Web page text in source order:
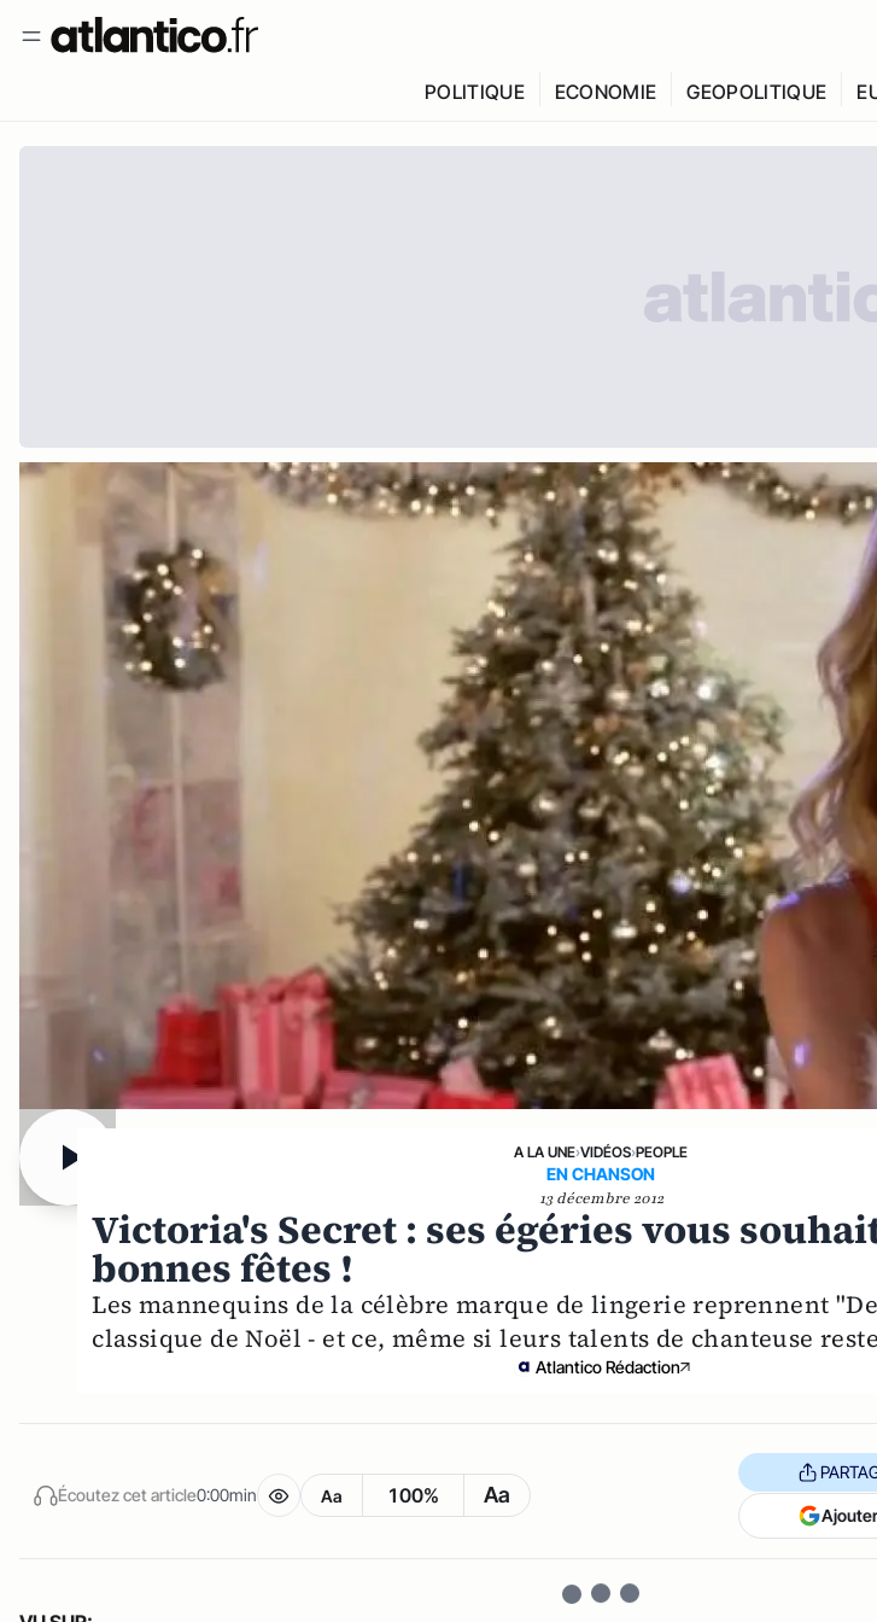
POLITIQUE ECONOMIE GEOPOLITIQUE
A LA UNE›VIDÉOS›PEOPLE
EN CHANSON
13 décembre 2012
Victoria's Secret : ses égéries vous
bonnes fêtes !
Les mannequins de la célèbre marque de lingerie reprennent
classique de Noël - et ce, même si leurs talents de chanteuse
Atlantico Rédaction
Écoutez cet article0:00min Aa 100% Aa